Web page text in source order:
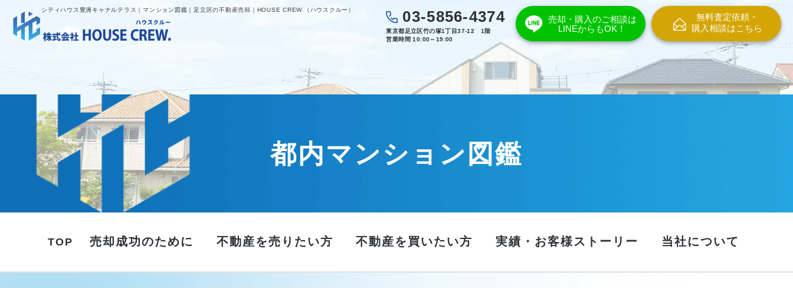
シティハウス豊洲キャナルテラス｜マンション図鑑｜足立区の不動産売却｜HOUSE CREW.（ハウスクルー） 03-5856-4374
東京都足立区竹の塚1丁目37-12 1階
営業時間 10:00～19:00
売却・購入のご相談は
LINEからもOK！
無料査定依頼・
購入相談はこちら
都内マンション図鑑
TOP 売却成功のために 不動産を売りたい方 不動産を買いたい方 実績・お客様ストーリー 当社について